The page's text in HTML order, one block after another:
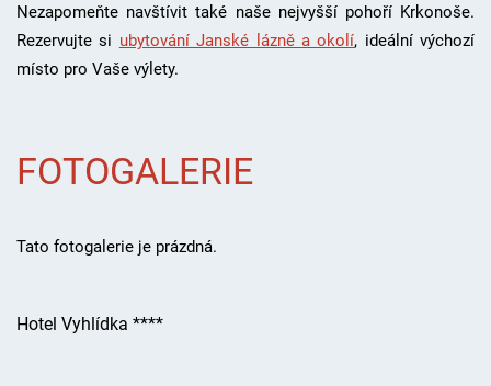
Nezapomeňte navštívit také naše nejvyšší pohoří Krkonoše.
Rezervujte si ubytování Janské lázně a okolí, ideální výchozí
místo pro Vaše výlety.
FOTOGALERIE
Tato fotogalerie je prázdná.
Hotel Vyhlídka ****